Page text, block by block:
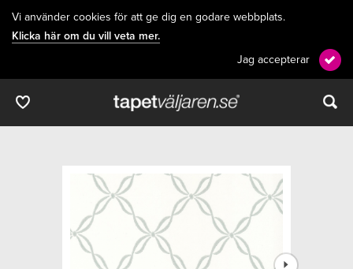
Vi använder cookies för att ge dig en godare webbplats.
Klicka här om du vill veta mer.
Jag accepterar